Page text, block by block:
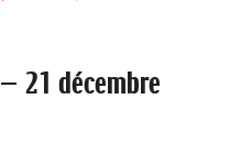
— 21 décembre